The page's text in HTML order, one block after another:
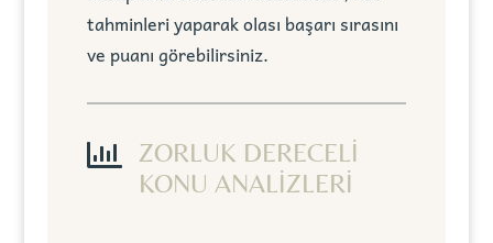
tahminleri yaparak olası başarı sırasını
ve puanı görebilirsiniz.

ZORLUK DERECELİ
KONU ANALİZLERİ